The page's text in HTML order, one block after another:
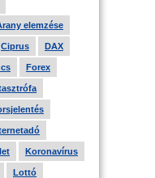
elemzése
Ciprus DAX
Forex
Koronavírus
Lottó